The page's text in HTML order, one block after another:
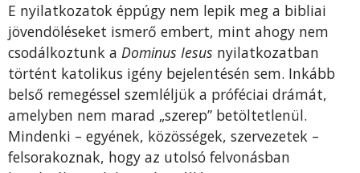
E nyilatkozatok éppúgy nem lepik meg a bibliai
jövendöléseket ismerő embert, mint ahogy nem
csodálkoztunk a Dominus Iesus nyilatkozatban
történt katolikus igény bejelentésén sem. Inkább
belső remegéssel szemléljük a próféciai drámát,
amelyben nem marad „szerep” betöltetlenül.
Mindenki – egyének, közösségek, szervezetek –
felsorakoznak, hogy az utolsó felvonásban